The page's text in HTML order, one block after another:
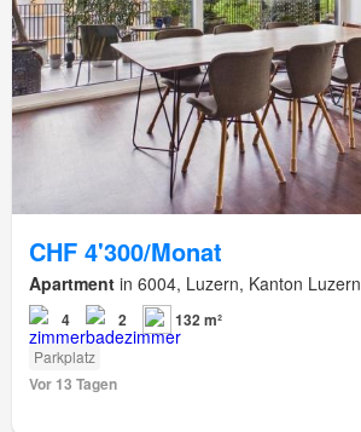
CHF 4'300/Monat
Apartment in 6004, Luzern, Kanton Luzern
4 2 132 m²
Parkplatz
Vor 13 Tagen